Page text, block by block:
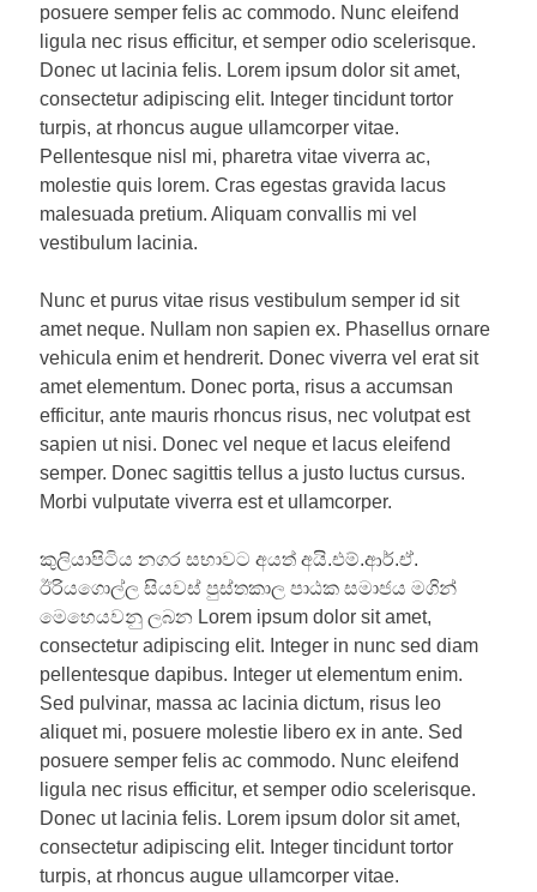
posuere semper felis ac commodo. Nunc eleifend
ligula nec risus efficitur, et semper odio scelerisque.
Donec ut lacinia felis. Lorem ipsum dolor sit amet,
consectetur adipiscing elit. Integer tincidunt tortor
turpis, at rhoncus augue ullamcorper vitae.
Pellentesque nisl mi, pharetra vitae viverra ac,
molestie quis lorem. Cras egestas gravida lacus
malesuada pretium. Aliquam convallis mi vel
vestibulum lacinia.
Nunc et purus vitae risus vestibulum semper id sit
amet neque. Nullam non sapien ex. Phasellus ornare
vehicula enim et hendrerit. Donec viverra vel erat sit
amet elementum. Donec porta, risus a accumsan
efficitur, ante mauris rhoncus risus, nec volutpat est
sapien ut nisi. Donec vel neque et lacus eleifend
semper. Donec sagittis tellus a justo luctus cursus.
Morbi vulputate viverra est et ullamcorper.
කුලියාපිටිය නගර සභාවට අයත් අයි.එම්.ආර්.ඒ.
ඊරියගොල්ල සියවස් පුස්තකාල පාඨක සමාජය මගින්
මෙහෙයවනු ලබන Lorem ipsum dolor sit amet,
consectetur adipiscing elit. Integer in nunc sed diam
pellentesque dapibus. Integer ut elementum enim.
Sed pulvinar, massa ac lacinia dictum, risus leo
aliquet mi, posuere molestie libero ex in ante. Sed
posuere semper felis ac commodo. Nunc eleifend
ligula nec risus efficitur, et semper odio scelerisque.
Donec ut lacinia felis. Lorem ipsum dolor sit amet,
consectetur adipiscing elit. Integer tincidunt tortor
turpis, at rhoncus augue ullamcorper vitae.